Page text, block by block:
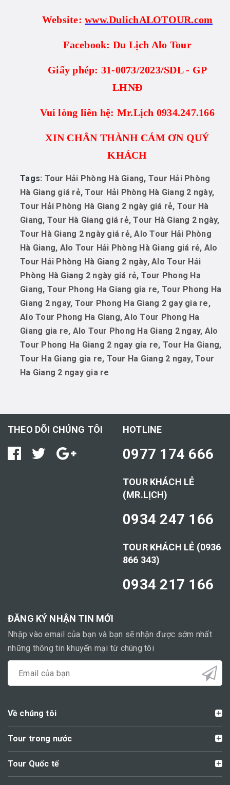
Website: www.DulichALOTOUR.com
Facebook: Du Lịch Alo Tour
Giấy phép: 31-0073/2023/SDL - GP
LHNĐ
Vui lòng liên hệ: Mr.Lịch 0934.247.166
XIN CHÂN THÀNH CÁM ƠN QUÝ
KHÁCH
Tags: Tour Hải Phòng Hà Giang, Tour Hải Phòng
Hà Giang giá rẻ, Tour Hải Phòng Hà Giang 2 ngày,
Tour Hải Phòng Hà Giang 2 ngày giá rẻ, Tour Hà
Giang, Tour Hà Giang giá rẻ, Tour Hà Giang 2 ngày,
Tour Hà Giang 2 ngày giá rẻ, Alo Tour Hải Phòng
Hà Giang, Alo Tour Hải Phòng Hà Giang giá rẻ, Alo
Tour Hải Phòng Hà Giang 2 ngày, Alo Tour Hải
Phòng Hà Giang 2 ngày giá rẻ, Tour Phong Ha
Giang, Tour Phong Ha Giang gia re, Tour Phong Ha
Giang 2 ngay, Tour Phong Ha Giang 2 gay gia re,
Alo Tour Phong Ha Giang, Alo Tour Phong Ha
Giang gia re, Alo Tour Phong Ha Giang 2 ngay, Alo
Tour Phong Ha Giang 2 ngay gia re, Tour Ha Giang,
Tour Ha Giang gia re, Tour Ha Giang 2 ngay, Tour
Ha Giang 2 ngay gia re
THEO DÕI CHÚNG TÔI HOTLINE
0977 174 666
TOUR KHÁCH LẺ
(MR.LỊCH)
0934 247 166
TOUR KHÁCH LẺ (0936
866 343)
0934 217 166
ĐĂNG KÝ NHẬN TIN MỚI
Nhập vào email của bạn và bạn sẽ nhận được sớm nhất
những thông tin khuyến mại từ chúng tôi
Về chúng tôi
Tour trong nước
Tour Quốc tế